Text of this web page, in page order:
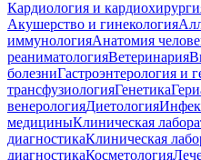
Кардиология и
Акушерство и гинекология
иммунологияАнатомия
реаниматологияВетеринария
болезниГастроэнтерология и
трансфузиологияГенетика
венерологияДиетология
медициныКлиническая
диагностикаКлиническая
диагностикаКосметология